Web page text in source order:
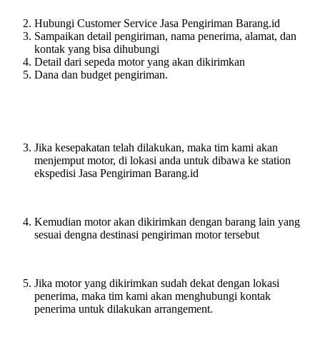
Hubungi Customer Service Jasa Pengiriman Barang.id
Sampaikan detail pengiriman, nama penerima, alamat, dan
kontak yang bisa dihubungi
Detail dari sepeda motor yang akan dikirimkan
Dana dan budget pengiriman.
Jika kesepakatan telah dilakukan, maka tim kami akan
menjemput motor, di lokasi anda untuk dibawa ke station
ekspedisi Jasa Pengiriman Barang.id
Kemudian motor akan dikirimkan dengan barang lain yang
sesuai dengna destinasi pengiriman motor tersebut
Jika motor yang dikirimkan sudah dekat dengan lokasi
penerima, maka tim kami akan menghubungi kontak
penerima untuk dilakukan arrangement.